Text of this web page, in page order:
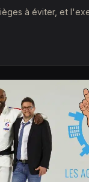
à éviter, et